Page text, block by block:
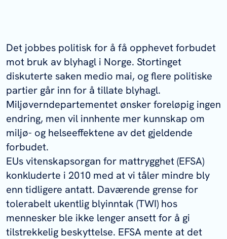
Det jobbes politisk for å få opphevet forbudet
mot bruk av blyhagl i Norge. Stortinget
diskuterte saken medio mai, og flere politiske
partier går inn for å tillate blyhagl.
Miljøverndepartementet ønsker foreløpig ingen
endring, men vil innhente mer kunnskap om
miljø- og helseeffektene av det gjeldende
forbudet.
EUs vitenskapsorgan for mattrygghet (EFSA)
konkluderte i 2010 med at vi tåler mindre bly
enn tidligere antatt. Daværende grense for
tolerabelt ukentlig blyinntak (TWI) hos
mennesker ble ikke lenger ansett for å gi
tilstrekkelig beskyttelse. EFSA mente at det